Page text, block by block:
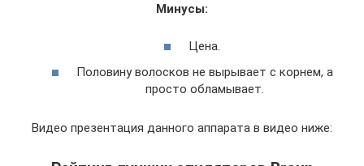
Минусы:
Цена.
Половину волосков не вырывает с корнем, а
просто обламывает.
Видео презентация данного аппарата в видео ниже: